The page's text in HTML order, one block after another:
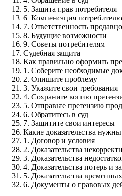
5. Защита прав потребителя
6. Компенсация потребителю
7. Ответственность
8. Будущие возможности
9. Советы потребителям
Судебная защита
Как правильно оформить
1. Соберите необходимые
2. Опишите проблему
3. Укажите свои требования
4. Сохраните копию
5. Отправьте претензию
6. Обратитесь в суд
7. Защитите свои интересы
Какие доказательства
1. Договор и условия
2. Доказательства
3. Доказательства
4. Доказательства потерь и
5. Доказательства
6. Документы о правовых